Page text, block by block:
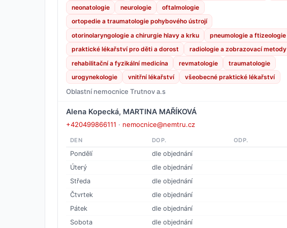
neonatologie
neurologie
oftalmologie
ortopedie a traumatologie pohybového ústrojí
otorinolaryngologie a chirurgie hlavy a krku
pneumologie a ftizeologie
praktické lékařství pro děti a dorost
radiologie a zobrazovací metody
rehabilitační a fyzikální medicína
revmatologie
traumatologie
urogynekologie
vnitřní lékařství všeobecné praktické lékařství
Oblastní nemocnice Trutnov a.s
Alena Kopecká, MARTINA MAŘÍKOVÁ
+420499866111 · nemocnice@nemtru.cz
DEN DOP. ODP.
Pondělí
dle objednání
Úterý
dle objednání
Středa
dle objednání
Čtvrtek
dle objednání
Pátek
dle objednání
Sobota
dle objednání